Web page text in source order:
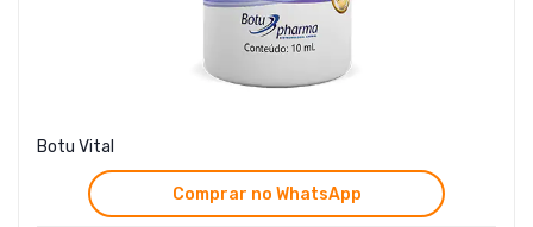
Botu Vital
Comprar no WhatsApp